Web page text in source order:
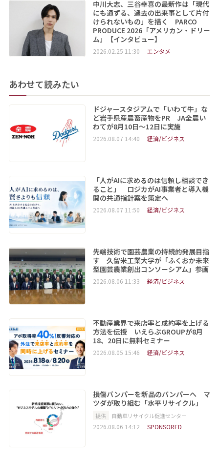
中川大志、三谷幸喜の最新作は「現代
にも通ずる、過去の出来事として片付
けられないもの」を描く PARCO
PRODUCE 2026「アメリカン・ドリー
ム」【インタビュー】
2026.02.25 11:30 エンタメ
あわせて読みたい
ドジャースタジアムで「いわて牛」な
ど岩手県産農畜産物をPR JA全農い
わてが8月10日～12日に実施
2026.08.07 14:40 経済/ビジネス
「人がAIに求めるのは信頼し相談でき
ること」 ロジカがAI事業者と導入機
関の共通指針案を策定へ
2026.08.07 11:50 経済/ビジネス
先端技術で園芸農業の持続的発展目指
す 久留米工業大学が「ふくおか未来
型園芸農業創出コンソーシアム」参画
2026.08.06 11:33 経済/ビジネス
不動産業界で来店率と成約率を上げる
方法を伝授 いえらぶGROUPが8月
18、20日に無料セミナー
2026.08.05 15:46 経済/ビジネス
損傷バンパーを新品のバンパーへ マ
ツダが取り組む「水平リサイクル」
提供 自動車リサイクル促進センター
2026.08.06 14:12 SPONSORED